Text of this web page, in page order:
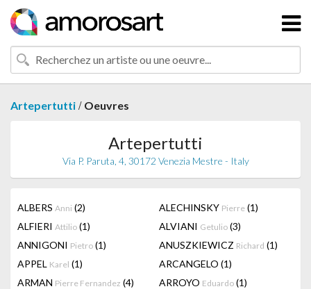
Artepertutti / Oeuvres
Artepertutti
Via P. Paruta, 4, 30172 Venezia Mestre - Italy
ALBERS Anni (2) ALECHINSKY Pierre (1)
ALFIERI Attilio (1) ALVIANI Getulio (3)
ANNIGONI Pietro (1) ANUSZKIEWICZ Richard (1)
APPEL Karel (1) ARCANGELO (1)
ARMAN Pierre Fernandez (4) ARROYO Eduardo (1)